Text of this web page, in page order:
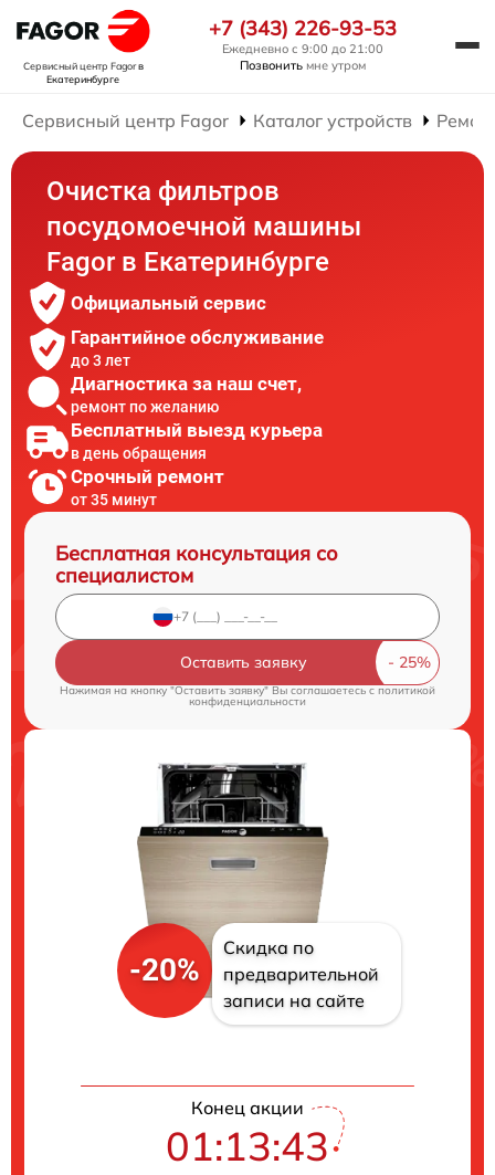
Сервисный центр Fagorв
Екатеринбурге
+7 (343) 226-93-53
Ежедневно с 9:00 до 21:00
Позвонить мне утром
Сервисный центр Fagor Каталог устройств
Очистка фильтров
посудомоечной машины
Fagor в Екатеринбурге
Официальный сервис
Гарантийное обслуживание
до 3 лет
Диагностика за наш счет,
ремонт по желанию
Бесплатный выезд курьера
в день обращения
Срочный ремонт
от 35 минут
Бесплатная консультация со
специалистом
Оставить заявку
Нажимая на кнопку "Оставить заявку" Вы соглашаетесь cполитикой
конфиденциальности
-20%
Скидка по
предварительной
записи на сайте
Конец акции
01:13:43